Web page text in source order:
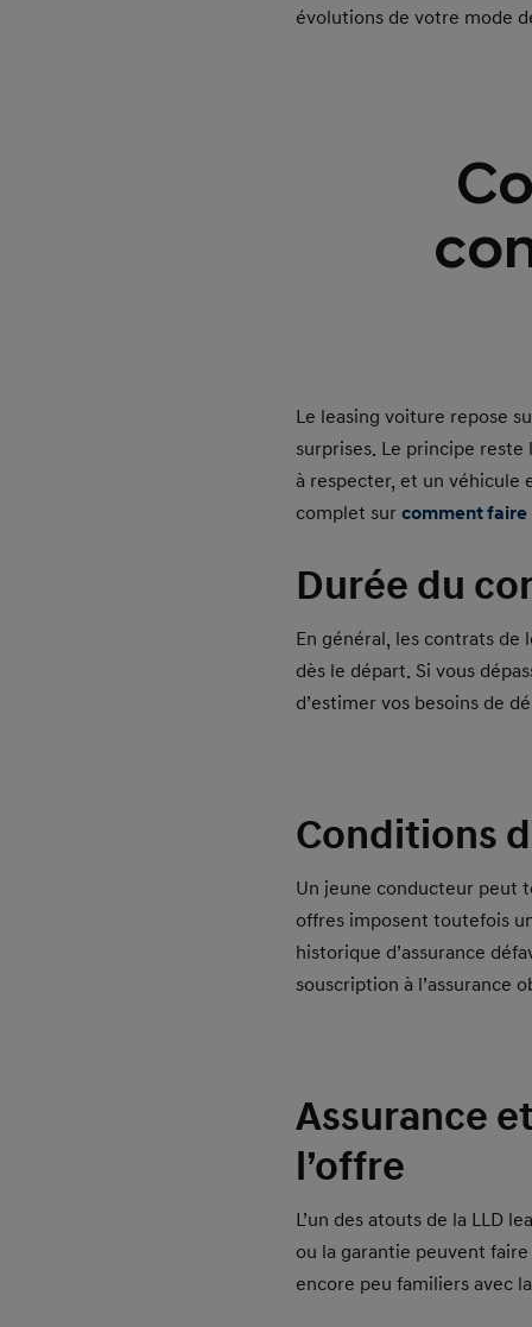
évolutions de votre mode
Le leasing voiture repose
surprises. Le principe
à respecter, et un véhicule
complet sur comment faire
Durée du
En général, les contrats de
dès le départ. Si vous
d’estimer vos besoins de
Conditions
Un jeune conducteur peut
offres imposent toutefois
historique d’assurance
souscription à l’assurance
Assurance
l’offre
L’un des atouts de la LLD
ou la garantie peuvent
encore peu familiers avec